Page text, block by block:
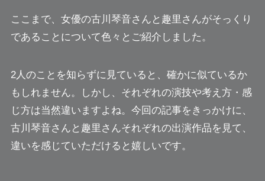
ここまで、女優の古川琴音さんと趣里さんがそっくり
であることについて色々とご紹介しました。
2人のことを知らずに見ていると、確かに似ているか
もしれません。しかし、それぞれの演技や考え方・感
じ方は当然違いますよね。今回の記事をきっかけに、
古川琴音さんと趣里さんそれぞれの出演作品を見て、
違いを感じていただけると嬉しいです。